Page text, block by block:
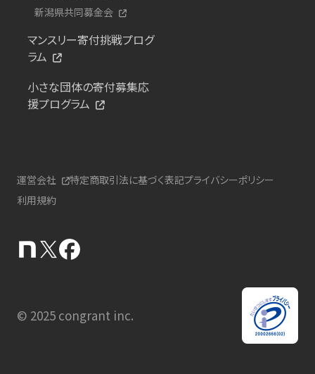
新潟県共同募金会
マンスリー寄付挑戦プログ
ラム
小さな団体の寄付募集応
援プログラム
運営会社 特定商取引法に基づく表記プライバシーポリシー
利用規約
© 2025 congrant inc.